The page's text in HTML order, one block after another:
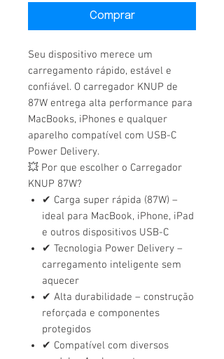
Comprar
Seu dispositivo merece um
carregamento rápido, estável e
confiável. O carregador KNUP de
87W entrega alta performance para
MacBooks, iPhones e qualquer
aparelho compatível com USB-C
Power Delivery.
💥 Por que escolher o Carregador
KNUP 87W?
✔ Carga super rápida (87W) –
ideal para MacBook, iPhone, iPad
e outros dispositivos USB-C
✔ Tecnologia Power Delivery –
carregamento inteligente sem
aquecer
✔ Alta durabilidade – construção
reforçada e componentes
protegidos
✔ Compatível com diversos